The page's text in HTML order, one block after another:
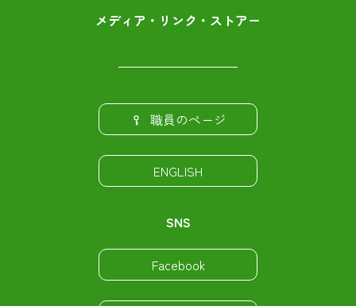
メディア・リンク・ストアー
職員のページ
ENGLISH
SNS
Facebook